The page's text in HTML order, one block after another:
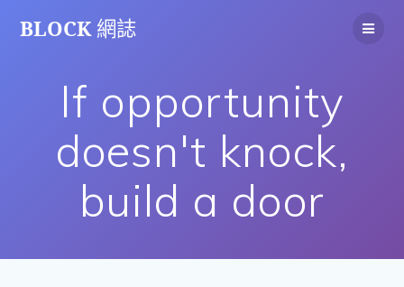
BLOCK網誌
If opportunity
doesn't knock,
build a door